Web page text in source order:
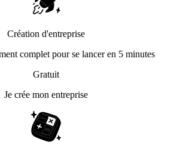
Création d'entreprise
complet pour se lancer en 5 minutes
Gratuit
Je crée mon entreprise